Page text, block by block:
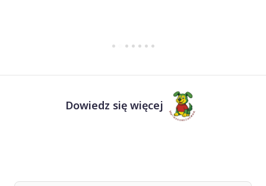
Dowiedz się więcej